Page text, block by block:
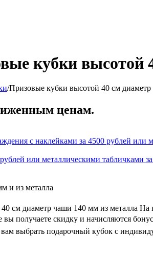
кубки высотой
/Призовые кубки высотой 40 см
ценам.
с наклейками за 4500 рублей или
или металлическими табличками
и из металла
см диаметр чаши 140 мм из металла
вы получаете скидку и начисляются
выбрать подарочный кубок с